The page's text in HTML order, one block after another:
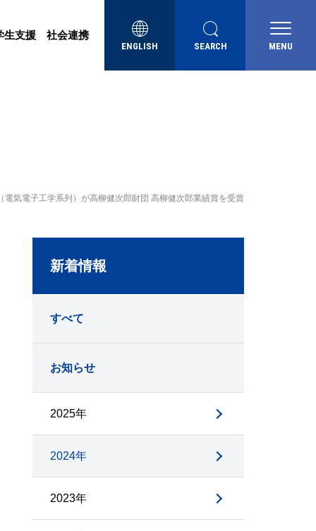
生支援 社会連携
ENGLISH SEARCH MENU
電気電子工学系列）が高柳健次郎財団 高柳健次郎業績賞を受賞
新着情報
すべて
お知らせ
2025年
2024年
2023年